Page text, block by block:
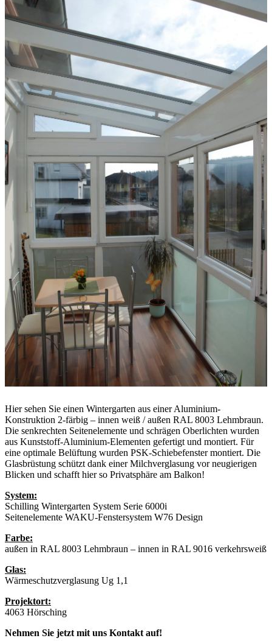
Hier sehen Sie einen Wintergarten aus einer Aluminium-
Konstruktion 2-färbig – innen weiß / außen RAL 8003 Lehmbraun.
Die senkrechten Seitenelemente und schrägen Oberlichten wurden
aus Kunststoff-Aluminium-Elementen gefertigt und montiert. Für
eine optimale Belüftung wurden PSK-Schiebefenster montiert. Die
Glasbrüstung schützt dank einer Milchverglasung vor neugierigen
Blicken und schafft hier so Privatsphäre am Balkon!
System:
Schilling Wintergarten System Serie 6000i
Seitenelemente WAKU-Fenstersystem W76 Design
Farbe:
außen in RAL 8003 Lehmbraun – innen in RAL 9016 verkehrsweiß
Glas:
Wärmeschutzverglasung Ug 1,1
Projektort:
4063 Hörsching
Nehmen Sie jetzt mit uns Kontakt auf!